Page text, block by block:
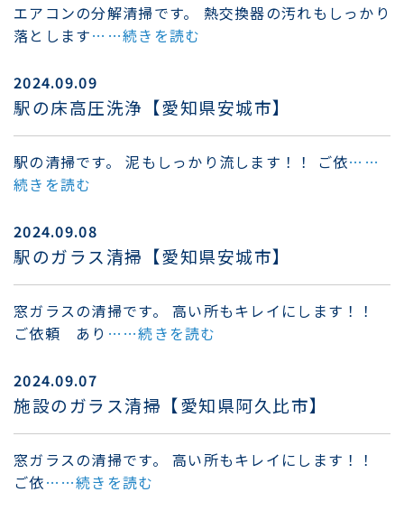
エアコンの分解清掃です。 熱交換器の汚れもしっかり
落とします……続きを読む
2024.09.09
駅の床高圧洗浄【愛知県安城市】
駅の清掃です。 泥もしっかり流します！！ ご依……
続きを読む
2024.09.08
駅のガラス清掃【愛知県安城市】
窓ガラスの清掃です。 高い所もキレイにします！！
ご依頼 あり ……続きを読む
2024.09.07
施設のガラス清掃【愛知県阿久比市】
窓ガラスの清掃です。 高い所もキレイにします！！
ご依……続きを読む